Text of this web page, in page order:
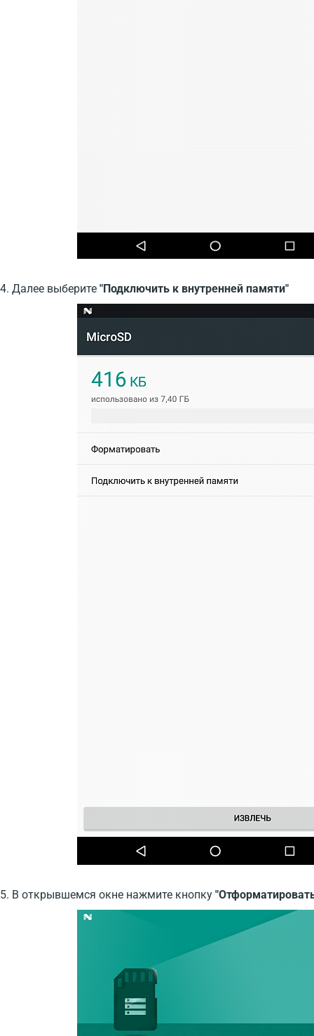
4. Далее выберите "Подключить к внутренней памяти"
5. В открывшемся окне нажмите кнопку